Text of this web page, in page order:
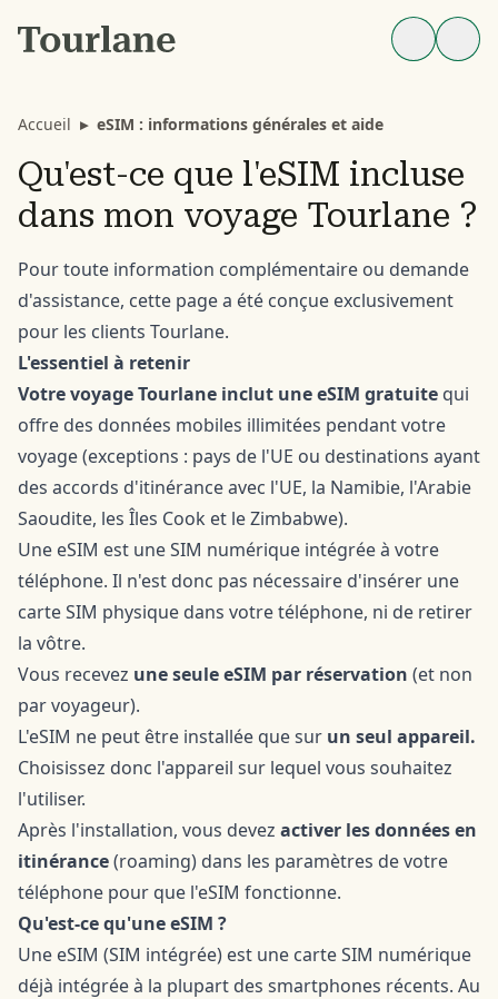
Accueil ▸ eSIM : informations générales et aide
Qu'est-ce que l'eSIM incluse
dans mon voyage Tourlane ?
Pour toute information complémentaire ou demande
d'assistance, cette pagea été conçue exclusivement
pour les clients Tourlane.
L'essentiel à retenir
Votre voyage Tourlane inclut une eSIM gratuite qui
offre des données mobiles illimitées pendant votre
voyage (exceptions : pays de l'UE ou destinations ayant
des accords d'itinérance avec l'UE, la Namibie, l'Arabie
Saoudite, les Îles Cook et le Zimbabwe).
Une eSIM est une SIM numérique intégrée à votre
téléphone. Il n'est donc pas nécessaire d'insérer une
carte SIM physique dans votre téléphone, ni de retirer
la vôtre.
Vous recevez une seule eSIM par réservation (et non
par voyageur).
L'eSIM ne peut être installée que sur un seul appareil.
Choisissez donc l'appareil sur lequel vous souhaitez
l'utiliser.
Après l'installation, vous devez activer les données en
itinérance(roaming) dans les paramètres de votre
téléphone pour que l'eSIM fonctionne.
Qu'est-ce qu'une eSIM ?
Une eSIM (SIM intégrée) est une carte SIM numérique
déjà intégrée à la plupart des smartphones récents. Au